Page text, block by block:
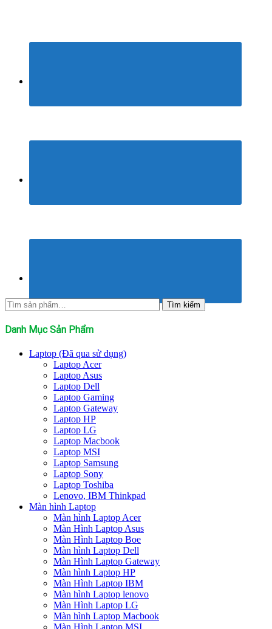
Tìm
kiếm:
Tìm kiếm
Danh Mục Sản Phẩm
Laptop (Đã qua sử dụng)
Laptop Acer
Laptop Asus
Laptop Dell
Laptop Gaming
Laptop Gateway
Laptop HP
Laptop LG
Laptop Macbook
Laptop MSI
Laptop Samsung
Laptop Sony
Laptop Toshiba
Lenovo, IBM Thinkpad
Màn hình Laptop
Màn hình Laptop Acer
Màn Hình Laptop Asus
Màn Hình Laptop Boe
Màn hình Laptop Dell
Màn Hình Laptop Gateway
Màn hình Laptop HP
Màn Hình Laptop IBM
Màn hình Laptop lenovo
Màn Hình Laptop LG
Màn hình Laptop Macbook